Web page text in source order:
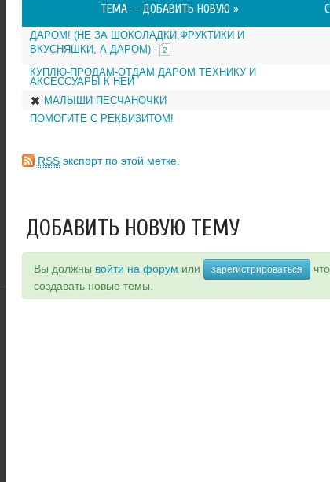
ТЕМА — ДОБАВИТЬ НОВУЮ »
ДАРОМ! (НЕ ЗА ШОКОЛАДКИ,ФРУКТИКИ И
ВКУСНЯШКИ, А ДАРОМ) - 2
КУПЛЮ-ПРОДАМ-ОТДАМ ДАРОМ ТЕХНИКУ И
АКСЕССУАРЫ К НЕЙ
МАЛЫШИ ПЕСЧАНОЧКИ
ПОМОГИТЕ С РЕКВИЗИТОМ!
RSS экспорт по этой метке.
ДОБАВИТЬ НОВУЮ ТЕМУ
Вы должны войти на форум или зарегистрироваться
создавать новые темы.